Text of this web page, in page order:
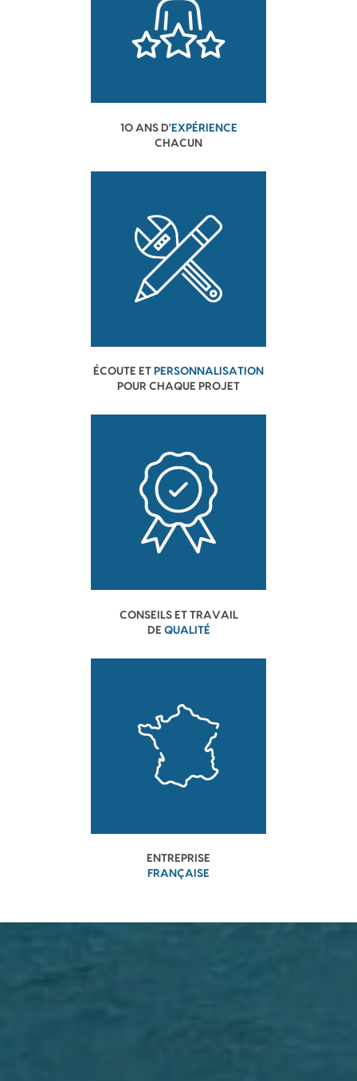
10 ANS D'EXPÉRIENCE
CHACUN
ÉCOUTE ET PERSONNALISATION
POUR CHAQUE PROJET
CONSEILS ET TRAVAIL
DE QUALITÉ
ENTREPRISE
FRANÇAISE